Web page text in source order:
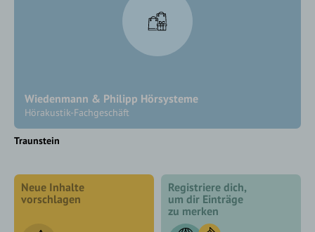
Wiedenmann & Philipp Hörsysteme
Hörakustik-Fachgeschäft
Traunstein
Neue Inhalte
vorschlagen
Registriere dich,
um dir Einträge
zu merken